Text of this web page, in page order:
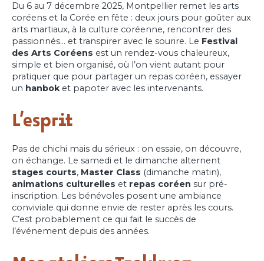
Du 6 au 7 décembre 2025, Montpellier remet les arts
coréens et la Corée en fête : deux jours pour goûter aux
arts martiaux, à la culture coréenne, rencontrer des
passionnés… et transpirer avec le sourire. Le Festival
des Arts Coréens est un rendez-vous chaleureux,
simple et bien organisé, où l’on vient autant pour
pratiquer que pour partager un repas coréen, essayer
un hanboket papoter avec les intervenants.
L’esprit
Pas de chichi mais du sérieux : on essaie, on découvre,
on échange. Le samedi et le dimanche alternent
stages courts, Master Class (dimanche matin),
animations culturelles et repas coréen sur pré-
inscription. Les bénévoles posent une ambiance
conviviale qui donne envie de rester après les cours.
C’est probablement ce qui fait le succès de
l’événement depuis des années.